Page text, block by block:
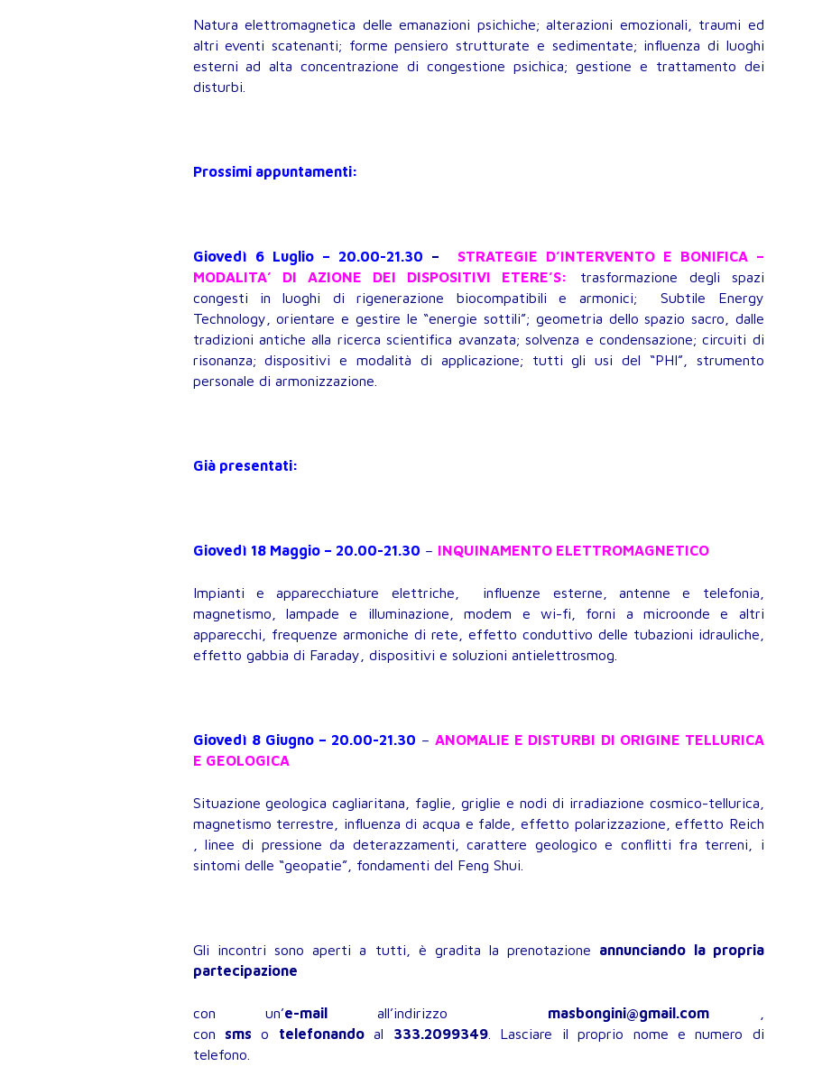
Natura elettromagnetica delle emanazioni psichiche; alterazioni emozionali, traumi ed
altri eventi scatenanti; forme pensiero strutturate e sedimentate; influenza di luoghi
esterni ad alta concentrazione di congestione psichica; gestione e trattamento dei
disturbi.
Prossimi appuntamenti:
Giovedì 6 Luglio – 20.00-21.30 –
STRATEGIE D’INTERVENTO E BONIFICA –
MODALITA’ DI AZIONE DEI DISPOSITIVI ETERE’S:
trasformazione degli spazi
congesti in luoghi di rigenerazione biocompatibili e armonici; Subtile Energy
Technology, orientare e gestire le “energie sottili”; geometria dello spazio sacro, dalle
tradizioni antiche alla ricerca scientifica avanzata; solvenza e condensazione; circuiti di
risonanza; dispositivi e modalità di applicazione; tutti gli usi del “PHI”, strumento
personale di armonizzazione.
Già presentati:
Giovedì 18 Maggio – 20.00-21.30 – INQUINAMENTO ELETTROMAGNETICO
Impianti e apparecchiature elettriche, influenze esterne, antenne e telefonia,
magnetismo, lampade e illuminazione, modem e wi-fi, forni a microonde e altri
apparecchi, frequenze armoniche di rete, effetto conduttivo delle tubazioni idrauliche,
effetto gabbia di Faraday, dispositivi e soluzioni antielettrosmog.
Giovedì 8 Giugno – 20.00-21.30 –ANOMALIE E DISTURBI DI ORIGINE TELLURICA
E GEOLOGICA
Situazione geologica cagliaritana, faglie, griglie e nodi di irradiazione cosmico-tellurica,
magnetismo terrestre, influenza di acqua e falde, effetto polarizzazione, effetto Reich
, linee di pressione da deterazzamenti, carattere geologico e conflitti fra terreni, i
sintomi delle “geopatie”, fondamenti del Feng Shui.
Gli incontri sono aperti a tutti, è gradita la prenotazione annunciando la propria
partecipazione
con un’e-mail all’indirizzo masbongini@gmail.com
con sms o telefonandoal 333.2099349. Lasciare il proprio nome e numero di
telefono.